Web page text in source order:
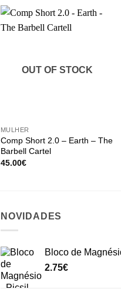
OUT OF STOCK
MULHER
Comp Short 2.0 – Earth – The
Barbell Cartel
45.00€
NOVIDADES
Bloco de
2.75€